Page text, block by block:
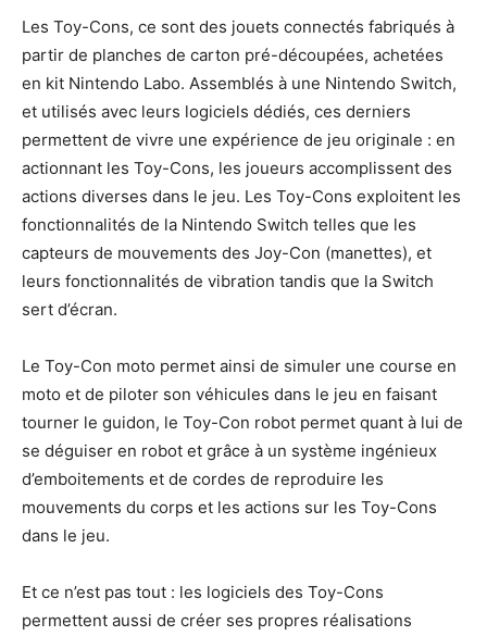
Les Toy-Cons, ce sont des jouets connectés fabriqués à
partir de planches de carton pré-découpées, achetées
en kit Nintendo Labo. Assemblés à une Nintendo Switch,
et utilisés avec leurs logiciels dédiés, ces derniers
permettent de vivre une expérience de jeu originale : en
actionnant les Toy-Cons, les joueurs accomplissent des
actions diverses dans le jeu. Les Toy-Cons exploitent les
fonctionnalités de la Nintendo Switch telles que les
capteurs de mouvements des Joy-Con (manettes), et
leurs fonctionnalités de vibration tandis que la Switch
sert d’écran.
Le Toy-Con moto permet ainsi de simuler une course en
moto et de piloter son véhicules dans le jeu en faisant
tourner le guidon, le Toy-Con robot permet quant à lui de
se déguiser en robot et grâce à un système ingénieux
d’emboitements et de cordes de reproduire les
mouvements du corps et les actions sur les Toy-Cons
dans le jeu.
Et ce n’est pas tout : les logiciels des Toy-Cons
permettent aussi de créer ses propres réalisations